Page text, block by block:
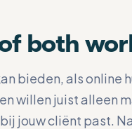
both
bieden, als online
willen juist alleen
jouw cliënt past.